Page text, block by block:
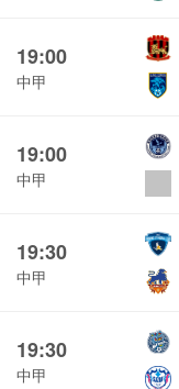
19:00
中甲
19:00
中甲
19:30
中甲
19:30
中甲